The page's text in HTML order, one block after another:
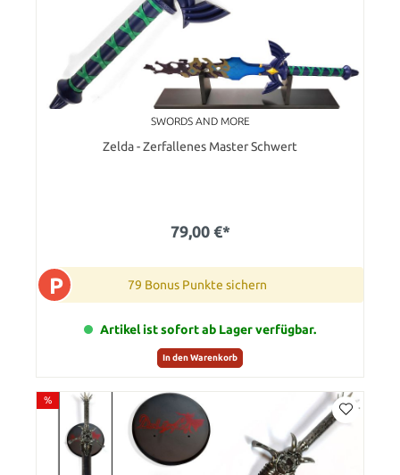
SWORDS AND MORE
Zelda - Zerfallenes Master Schwert
79,00 €*
P 79 Bonus Punkte sichern
Artikel ist sofort ab Lager verfügbar.
In den Warenkorb
%